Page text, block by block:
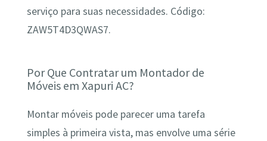
serviço para suas necessidades. Código:
ZAW5T4D3QWAS7.
Por Que Contratar um Montador de
Móveis em Xapuri AC?
Montar móveis pode parecer uma tarefa
simples à primeira vista, mas envolve uma série